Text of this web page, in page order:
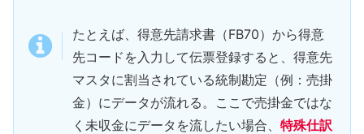
たとえば、得意先請求書（FB70）から得意
先コードを入力して伝票登録すると、得意先
マスタに割当されている統制勘定（例：売掛
金）にデータが流れる。ここで売掛金ではな
く未収金にデータを流したい場合、 特殊仕訳